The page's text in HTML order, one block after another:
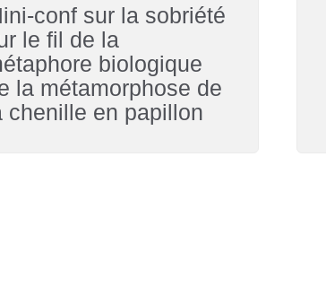
conf sur la sobriété
le fil de la
biologique
la métamorphose de
chenille en papillon